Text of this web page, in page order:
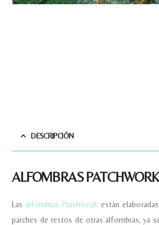
DESCRIPCIÓN
ALFOMBRAS PATCHWORK
Las alfombras Patchwork están
parches de restos de otras alfombras, ya